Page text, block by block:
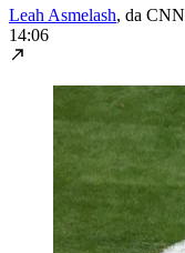
Leah Asmelash, da CNN
14:06